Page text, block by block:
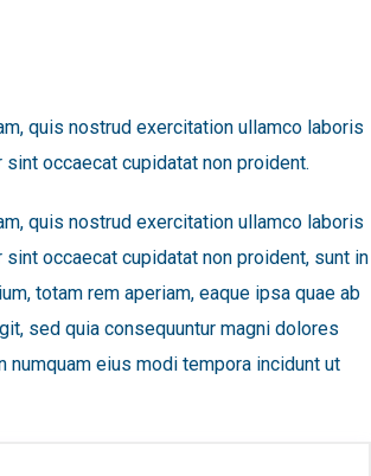
quis nostrud exercitation ullamco laboris
occaecat cupidatat non proident.
quis nostrud exercitation ullamco laboris
occaecat cupidatat non proident, sunt in
totam rem aperiam, eaque ipsa quae ab
sed quia consequuntur magni dolores
eius modi tempora incidunt ut